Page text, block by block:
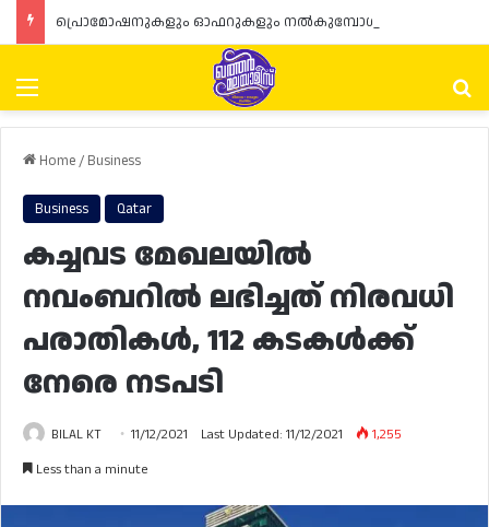
Menu
Home/ Business
Business Qatar
കച്ചവട മേഖലയിൽ
നവംബറിൽ ലഭിച്ചത് നിരവധി
പരാതികൾ, 112 കടകൾക്ക്
നേരെ നടപടി
BILAL KT 11/12/2021 Last Updated: 11/12/2021
1,255
Less than a minute